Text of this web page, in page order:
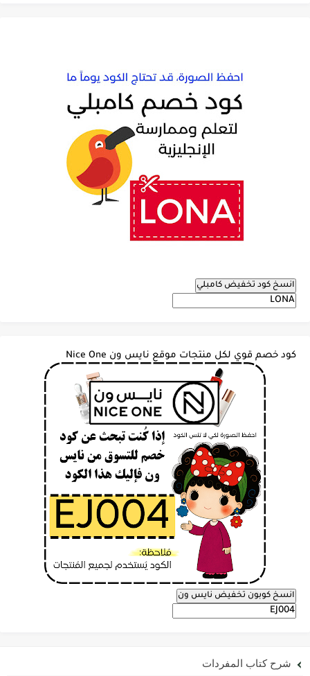
انسخ كود تخفيض كامبلي
كود خصم قوي لكل منتجات موقع نايس ون Nice One
انسخ كوبون تخفيض نايس ون
شرح كتاب المفردات